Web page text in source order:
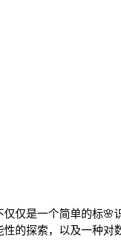
仅是一个简单的标🌸
的探索，以及一种对